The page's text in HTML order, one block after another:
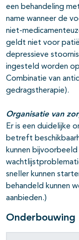
een behandeling
name wanneer de
niet-
geldt niet voor
depressieve
ingesteld worden
Combinatie van
gedragstherapie).
Organisatie van
Er is een duidelijke
betreft
kunnen
sneller kunnen
behandeld kunnen
aanbieden.)
Onderbouwing